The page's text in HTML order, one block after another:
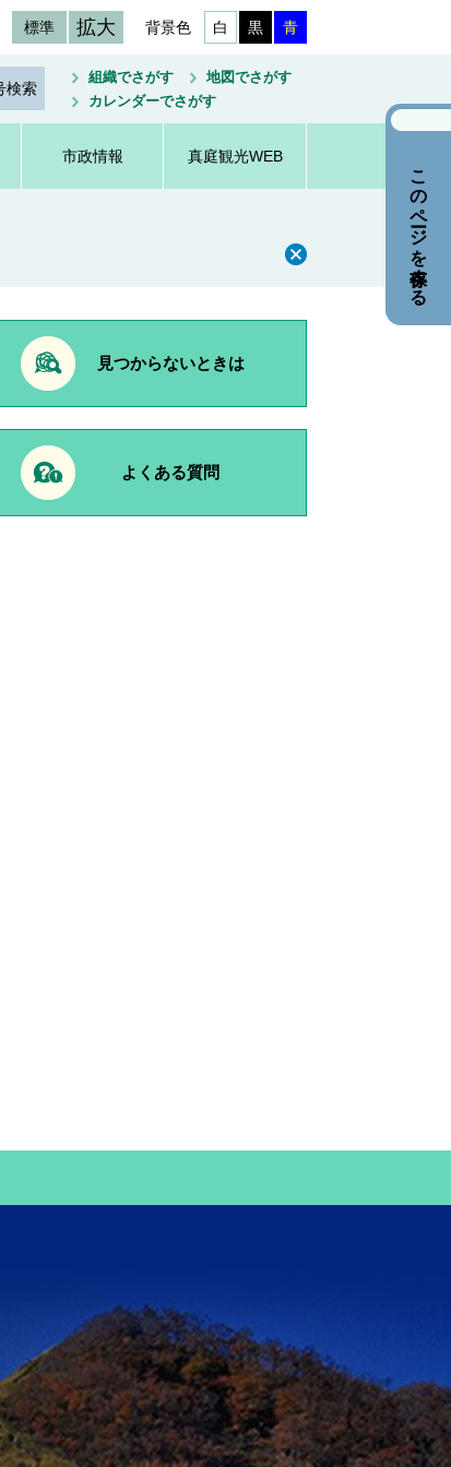
標準 拡大 背景色 白 黒 青
組織でさがす
地図でさがす
カレンダーでさがす
市政情報 真庭観光WEB
見つからないときは
よくある質問
このページを保存する